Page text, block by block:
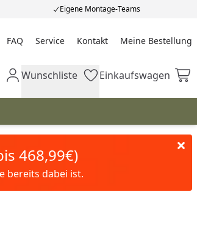
Eigene Montage-Teams
FAQ Service Kontakt Meine Bestellung
Meine Bestellung
Wunschliste
Wunschliste Einkaufswagen
Einkaufswagen
468,99€)
bereits dabei ist.